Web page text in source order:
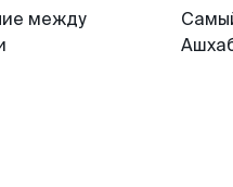
между